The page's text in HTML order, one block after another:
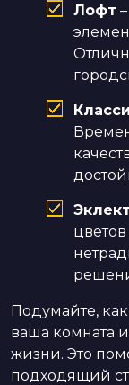
Лофт
цветов
Подумайте,
ваша комната
жизни. Это
подходящий